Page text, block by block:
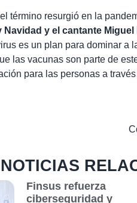
término resurgió en la
Navidad y el cantante Miguel
es un plan para dominar a
las vacunas son parte de
para las personas a
NOTICIAS
Finsus refuerza
ciberseguridad y